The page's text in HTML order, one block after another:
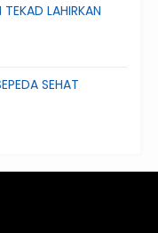
LAHIRKAN
SEHAT